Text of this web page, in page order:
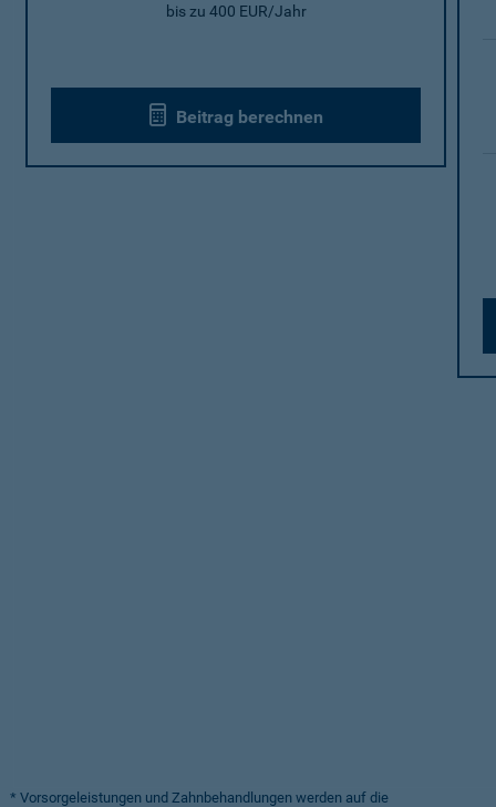
bis zu 400 EUR/Jahr
Beitrag berechnen
* Vorsorgeleistungen und Zahnbehandlungen werden auf die